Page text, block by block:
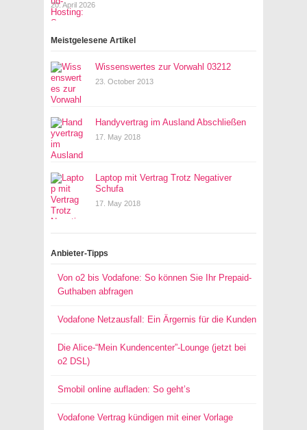
20. April 2026
Meistgelesene Artikel
Wissenswertes zur Vorwahl 03212
23. October 2013
Handyvertrag im Ausland Abschließen
17. May 2018
Laptop mit Vertrag Trotz Negativer
Schufa
17. May 2018
Anbieter-Tipps
Von o2 bis Vodafone: So können Sie Ihr Prepaid-
Guthaben abfragen
Vodafone Netzausfall: Ein Ärgernis für die Kunden
Die Alice-“Mein Kundencenter”-Lounge (jetzt bei
o2 DSL)
Smobil online aufladen: So geht’s
Vodafone Vertrag kündigen mit einer Vorlage